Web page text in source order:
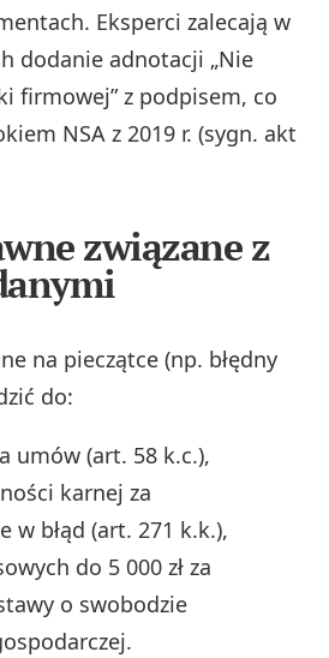
Eksperci zalecają w
dodanie adnotacji „Nie
firmowej” z podpisem, co
NSA z 2019 r. (sygn. akt
związane z
na pieczątce (np. błędny
do:
umów (art. 58 k.c.),
karnej za
w błąd (art. 271 k.k.),
do 5 000 zł za
o swobodzie